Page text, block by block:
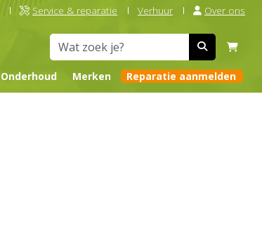
Service & reparatie Verhuur Over ons
Onderhoud Merken Reparatie aanmelden